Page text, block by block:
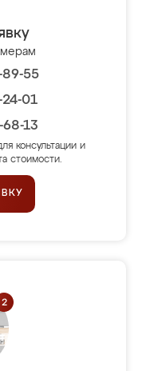
55
01
13
консультации и
стоимости.